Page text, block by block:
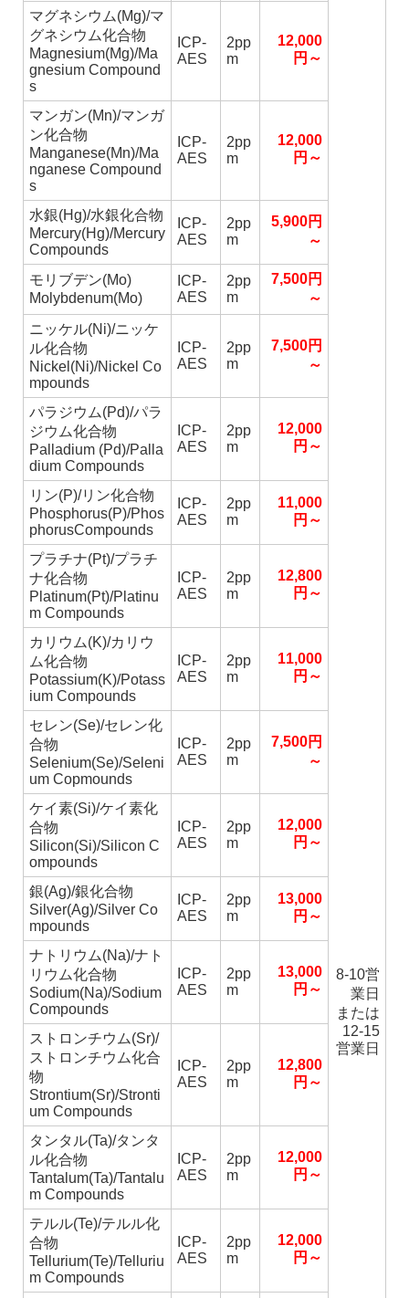
8-10営
業日
または
12-15
営業日
マグネシウム(Mg)/マ
グネシウム化合物
Magnesium(Mg)/Ma
gnesium Compound
s
ICP-
AES
2pp
m
12,000
円～
マンガン(Mn)/マンガ
ン化合物
Manganese(Mn)/Ma
nganese Compound
s
ICP-
AES
2pp
m
12,000
円～
水銀(Hg)/水銀化合物
Mercury(Hg)/Mercury
Compounds
ICP-
AES
2pp
m
5,900円
～
モリブデン(Mo)
Molybdenum(Mo)
ICP-
AES
2pp
m
7,500円
～
ニッケル(Ni)/ニッケ
ル化合物
Nickel(Ni)/Nickel Co
mpounds
ICP-
AES
2pp
m
7,500円
～
パラジウム(Pd)/パラ
ジウム化合物
Palladium (Pd)/Palla
dium Compounds
ICP-
AES
2pp
m
12,000
円～
リン(P)/リン化合物
Phosphorus(P)/Phos
phorusCompounds
ICP-
AES
2pp
m
11,000
円～
プラチナ(Pt)/プラチ
ナ化合物
Platinum(Pt)/Platinu
m Compounds
ICP-
AES
2pp
m
12,800
円～
カリウム(K)/カリウ
ム化合物
Potassium(K)/Potass
ium Compounds
ICP-
AES
2pp
m
11,000
円～
セレン(Se)/セレン化
合物
Selenium(Se)/Seleni
um Copmounds
ICP-
AES
2pp
m
7,500円
～
ケイ素(Si)/ケイ素化
合物
Silicon(Si)/Silicon C
ompounds
ICP-
AES
2pp
m
12,000
円～
銀(Ag)/銀化合物
Silver(Ag)/Silver Co
mpounds
ICP-
AES
2pp
m
13,000
円～
ナトリウム(Na)/ナト
リウム化合物
Sodium(Na)/Sodium
Compounds
ICP-
AES
2pp
m
13,000
円～
ストロンチウム(Sr)/
ストロンチウム化合
物
Strontium(Sr)/Stronti
um Compounds
ICP-
AES
2pp
m
12,800
円～
タンタル(Ta)/タンタ
ル化合物
Tantalum(Ta)/Tantalu
m Compounds
ICP-
AES
2pp
m
12,000
円～
テルル(Te)/テルル化
合物
Tellurium(Te)/Telluriu
m Compounds
ICP-
AES
2pp
m
12,000
円～